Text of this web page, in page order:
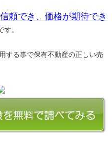
頼でき、価格が期待でき
す。
する事で保有不動産の正しい売